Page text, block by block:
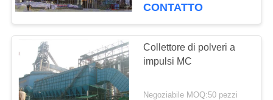
CONTATTO
Collettore di polveri a
impulsi MC
Negoziabile MOQ:50 pezzi